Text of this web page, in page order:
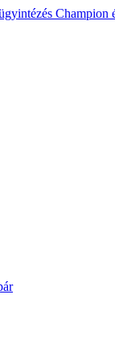
Champion